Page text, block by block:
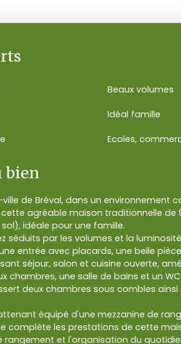
Beaux volumes
Idéal famille
bien
de Bréval, dans un environnement
agréable maison traditionnelle de
idéale pour une famille.
séduits par les volumes et la
entrée avec placards, une belle
séjour, salon et cuisine ouverte,
chambres, une salle de bains et un
deux chambres sous combles ainsi
équipé d'une mezzanine de
complète les prestations de cette
rangement et l'organisation du